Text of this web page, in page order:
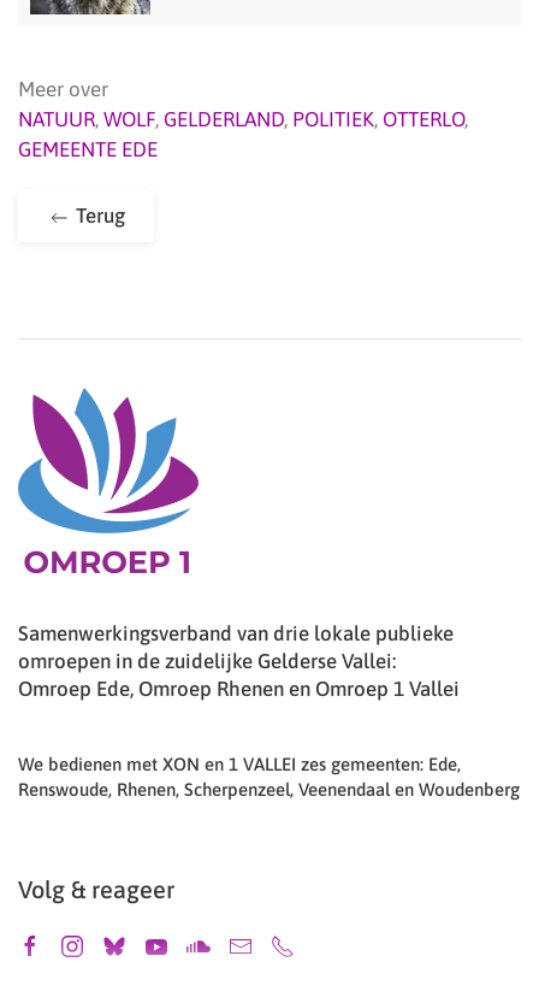
Meer over
NATUUR, WOLF, GELDERLAND, POLITIEK, OTTERLO,
GEMEENTE EDE
Terug
Samenwerkingsverband van drie lokale publieke
omroepen in de zuidelijke Gelderse Vallei:
Omroep Ede, Omroep Rhenen en Omroep 1 Vallei
We bedienen met XON en 1 VALLEI zes gemeenten: Ede,
Renswoude, Rhenen, Scherpenzeel, Veenendaal en Woudenberg
Volg & reageer